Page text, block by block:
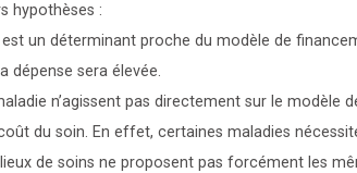
hypothèses :
un déterminant proche du modèle de
dépense sera élevée.
n’agissent pas directement sur le modèle
du soin. En effet, certaines maladies
de soins ne proposent pas forcément les